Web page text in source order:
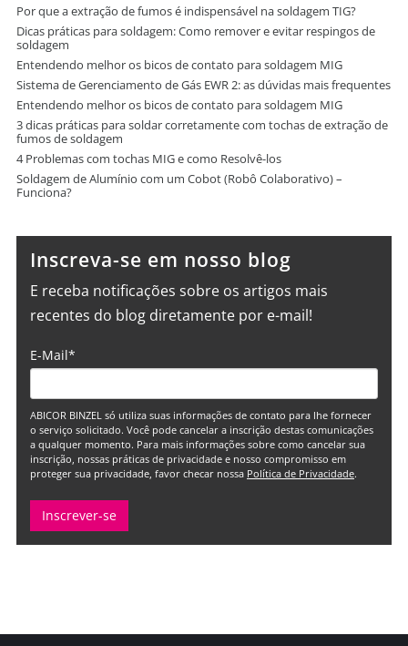
Por que a extração de fumos é indispensável na soldagem TIG?
Dicas práticas para soldagem: Como remover e evitar respingos de
soldagem
Entendendo melhor os bicos de contato para soldagem MIG
Sistema de Gerenciamento de Gás EWR 2: as dúvidas mais frequentes
Entendendo melhor os bicos de contato para soldagem MIG
3 dicas práticas para soldar corretamente com tochas de extração de
fumos de soldagem
4 Problemas com tochas MIG e como Resolvê-los
Soldagem de Alumínio com um Cobot (Robô Colaborativo) –
Funciona?
Inscreva-se em nosso blog
E receba notificações sobre os artigos mais
recentes do blog diretamente por e-mail!
E-Mail*
ABICOR BINZEL só utiliza suas informações de contato para lhe fornecer
o serviço solicitado. Você pode cancelar a inscrição destas comunicações
a qualquer momento. Para mais informações sobre como cancelar sua
inscrição, nossas práticas de privacidade e nosso compromisso em
proteger sua privacidade, favor checar nossa Política de Privacidade.